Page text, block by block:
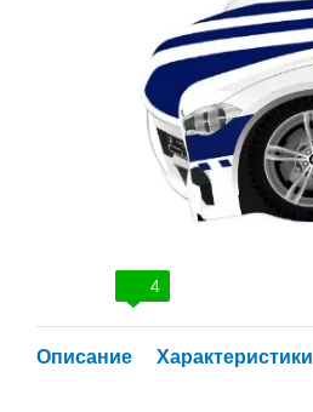
4
Описание Характеристики